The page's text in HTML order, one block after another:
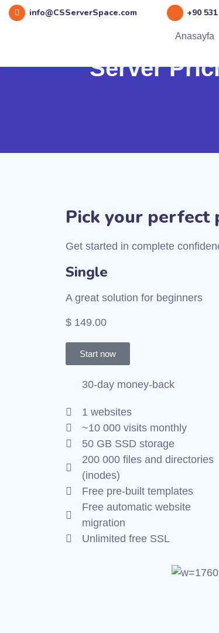
info@CSServerSpace.com +90
Anasayfa
Server
Pick your perfect
Get started in complete
Single
A great solution for beginners
$ 149.00
Start now
30-day money-back
1 websites
~10 000 visits monthly
50 GB SSD storage
200 000 files and directories
(inodes)
Free pre-built templates
Free automatic website
migration
Unlimited free SSL